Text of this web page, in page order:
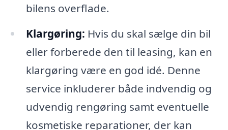
bilens overflade.
Klargøring: Hvis du skal sælge din bil
eller forberede den til leasing, kan en
klargøring være en god idé. Denne
service inkluderer både indvendig og
udvendig rengøring samt eventuelle
kosmetiske reparationer, der kan